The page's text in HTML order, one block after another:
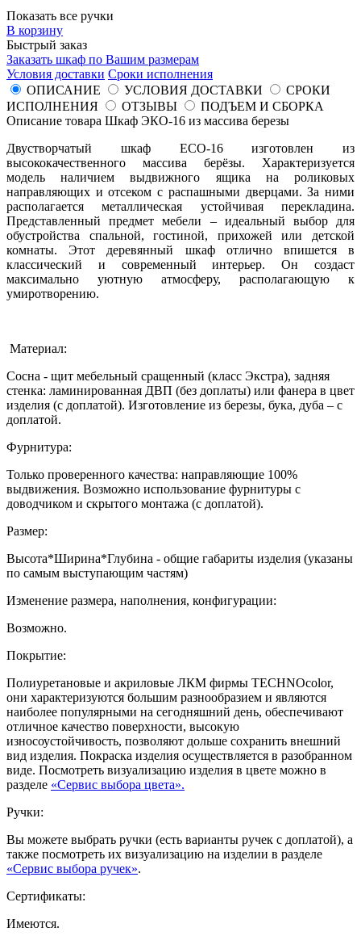
Показать все ручки
В корзину
Быстрый заказ
Заказать шкаф по Вашим размерам
Условия доставки Сроки исполнения
ОПИСАНИЕ
УСЛОВИЯ ДОСТАВКИ
СРОКИ
ИСПОЛНЕНИЯ
ОТЗЫВЫ
ПОДЪЕМ И СБОРКА
Описание товара Шкаф ЭКО-16 из массива березы
Двустворчатый шкаф ECO-16 изготовлен из
высококачественного массива берёзы. Характеризуется
модель наличием выдвижного ящика на роликовых
направляющих и отсеком с распашными дверцами. За ними
располагается металлическая устойчивая перекладина.
Представленный предмет мебели – идеальный выбор для
обустройства спальной, гостиной, прихожей или детской
комнаты. Этот деревянный шкаф отлично впишется в
классический и современный интерьер. Он создаст
максимально уютную атмосферу, располагающую к
умиротворению.
Материал:
Сосна - щит мебельный сращенный (класс Экстра), задняя
стенка: ламинированная ДВП (без доплаты) или фанера в цвет
изделия (с доплатой). Изготовление из березы, бука, дуба – с
доплатой.
Фурнитура:
Только проверенного качества: направляющие 100%
выдвижения. Возможно использование фурнитуры с
доводчиком и скрытого монтажа (с доплатой).
Размер:
Высота*Ширина*Глубина - общие габариты изделия (указаны
по самым выступающим частям)
Изменение размера, наполнения, конфигурации:
Возможно.
Покрытие:
Полиуретановые и акриловые ЛКМ фирмы TECHNOcolor,
они характеризуются большим разнообразием и являются
наиболее популярными на сегодняшний день, обеспечивают
отличное качество поверхности, высокую
износоустойчивость, позволяют дольше сохранить внешний
вид изделия. Покраска изделия осуществляется в разобранном
виде. Посмотреть визуализацию изделия в цвете можно в
разделе «Сервис выбора цвета».
Ручки:
Вы можете выбрать ручки (есть варианты ручек с доплатой), а
также посмотреть их визуализацию на изделии в разделе
«Сервис выбора ручек».
Сертификаты:
Имеются.